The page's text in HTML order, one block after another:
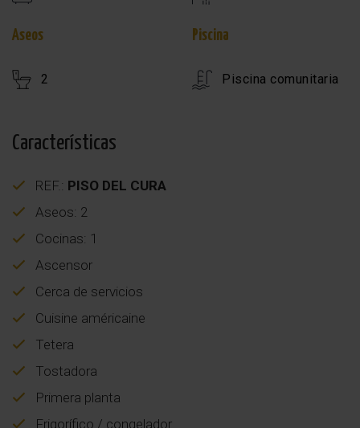
Aseos
2
Piscina
Piscina comunitaria
Características
REF.: PISO DEL CURA
Aseos: 2
Cocinas: 1
Ascensor
Cerca de servicios
Cuisine américaine
Tetera
Tostadora
Primera planta
Frigorífico / congelador